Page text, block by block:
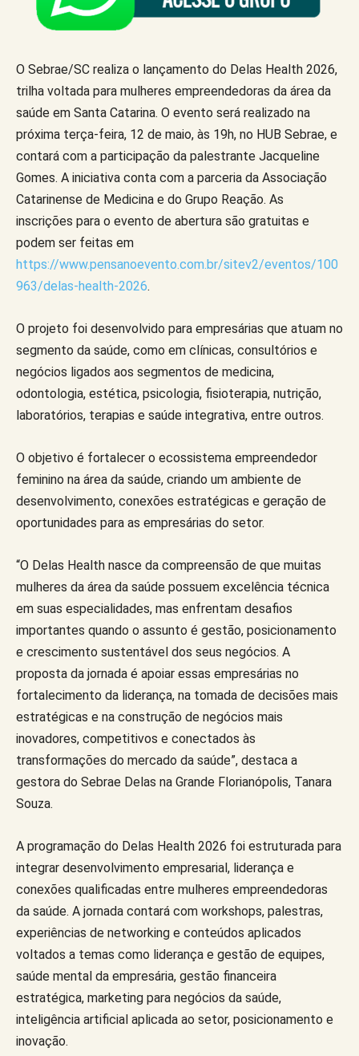
O Sebrae/SC realiza o lançamento do Delas Health 2026,
trilha voltada para mulheres empreendedoras da área da
saúde em Santa Catarina. O evento será realizado na
próxima terça-feira, 12 de maio, às 19h, no HUB Sebrae, e
contará com a participação da palestrante Jacqueline
Gomes. A iniciativa conta com a parceria da Associação
Catarinense de Medicina e do Grupo Reação. As
inscrições para o evento de abertura são gratuitas e
podem ser feitas em
https://www.pensanoevento.com.br/sitev2/eventos/100
963/delas-health-2026.
O projeto foi desenvolvido para empresárias que atuam no
segmento da saúde, como em clínicas, consultórios e
negócios ligados aos segmentos de medicina,
odontologia, estética, psicologia, fisioterapia, nutrição,
laboratórios, terapias e saúde integrativa, entre outros.
O objetivo é fortalecer o ecossistema empreendedor
feminino na área da saúde, criando um ambiente de
desenvolvimento, conexões estratégicas e geração de
oportunidades para as empresárias do setor.
“O Delas Health nasce da compreensão de que muitas
mulheres da área da saúde possuem excelência técnica
em suas especialidades, mas enfrentam desafios
importantes quando o assunto é gestão, posicionamento
e crescimento sustentável dos seus negócios. A
proposta da jornada é apoiar essas empresárias no
fortalecimento da liderança, na tomada de decisões mais
estratégicas e na construção de negócios mais
inovadores, competitivos e conectados às
transformações do mercado da saúde”, destaca a
gestora do Sebrae Delas na Grande Florianópolis, Tanara
Souza.
A programação do Delas Health 2026 foi estruturada para
integrar desenvolvimento empresarial, liderança e
conexões qualificadas entre mulheres empreendedoras
da saúde. A jornada contará com workshops, palestras,
experiências de networking e conteúdos aplicados
voltados a temas como liderança e gestão de equipes,
saúde mental da empresária, gestão financeira
estratégica, marketing para negócios da saúde,
inteligência artificial aplicada ao setor, posicionamento e
inovação.